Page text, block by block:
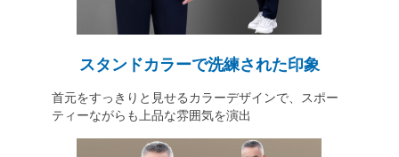
スタンドカラーで洗練された印象
首元をすっきりと見せるカラーデザインで、スポー
ティーながらも上品な雰囲気を演出